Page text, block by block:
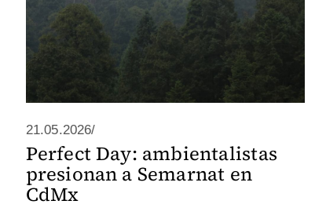
21.05.2026/
Perfect Day: ambientalistas
presionan a Semarnat en
CdMx